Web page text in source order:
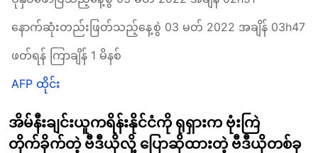
နောက်ဆုံးတည်းဖြတ်သည့်နေ့စွဲ 03 မတ် 2022 အချိန် 03h47
ဖတ်ရန် ကြာချိန် 1 မိနစ်
AFP ထိုင်း
အိမ်နီးချင်းယူကရိန်းနိုင်ငံကို ရုရှားက ဗုံးကြဲ
တိုက်ခိုက်တဲ့ ဗီဒီယိုလို့ ပြောဆိုထားတဲ့ ဗီဒီယိုတစ်ခု